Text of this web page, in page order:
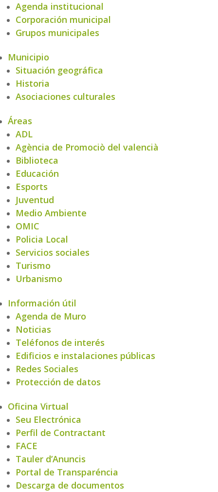
Agenda institucional
Corporación municipal
Grupos municipales
Municipio
Situación geográfica
Historia
Asociaciones culturales
Áreas
ADL
Agència de Promociò del valencià
Biblioteca
Educación
Esports
Juventud
Medio Ambiente
OMIC
Policia Local
Servicios sociales
Turismo
Urbanismo
Información útil
Agenda de Muro
Noticias
Teléfonos de interés
Edificios e instalaciones públicas
Redes Sociales
Protección de datos
Oficina Virtual
Seu Electrónica
Perfil de Contractant
FACE
Tauler d’Anuncis
Portal de Transparéncia
Descarga de documentos